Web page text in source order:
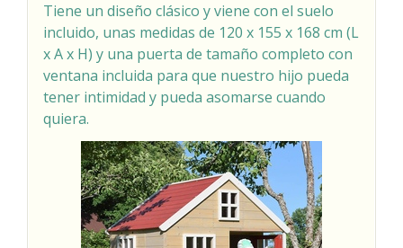
Tiene un diseño clásico y viene con el suelo
incluido, unas medidas de 120 x 155 x 168 cm (L
x A x H) y una puerta de tamaño completo con
ventana incluida para que nuestro hijo pueda
tener intimidad y pueda asomarse cuando
quiera.